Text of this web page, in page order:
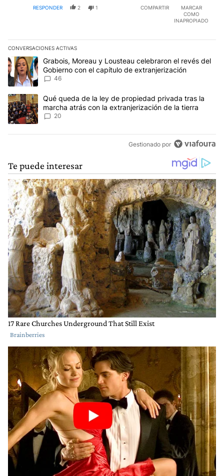
RESPONDER 2 1 COMPARTIR
MARCAR
COMO
INAPROPIADO
CONVERSACIONES ACTIVAS
Este listado muestra los artículos con más comentarios en los
Un artículo de tendencia con el título "Grabois, Moreau y
Grabois, Moreau y Lousteau celebraron el revés del
Gobierno con el capítulo de extranjerización
46
Un artículo de tendencia con el título "Qué queda de la ley de
Qué queda de la ley de propiedad privada tras la
marcha atrás con la extranjerización de la tierra
20
Gestionado por